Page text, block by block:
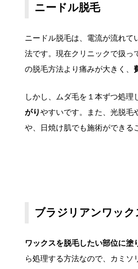
ニードル脱毛
ニードル脱毛は、電流が流れて
法です。現在クリニックで扱っ
の脱毛方法より痛みが大きく、
しかし、ムダ毛を１本ずつ処理
がりやすいです。また、光脱毛
や、日焼け肌でも施術ができる
ブラジリアンワック
ワックスを脱毛したい部位に塗
ら処理する方法なので、カミソ